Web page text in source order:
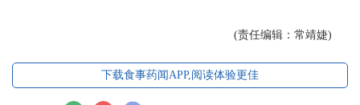
(责任编辑：常靖婕)
下载食事药闻APP,阅读体验更佳